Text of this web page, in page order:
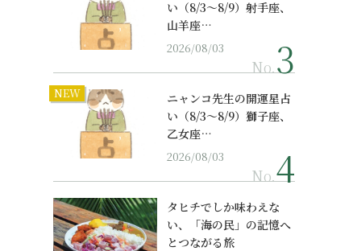
い（8/3～8/9）射手座、
山羊座…
2026/08/03
No.
NEW
ニャンコ先生の開運星占
い（8/3～8/9）獅子座、
乙女座…
2026/08/03
No.
タヒチでしか味わえな
い、「海の民」の記憶へ
とつながる旅